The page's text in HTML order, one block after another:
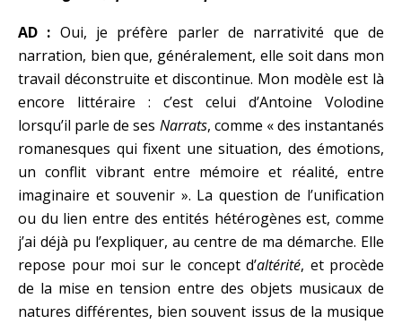
AD : Oui, je préfère parler de narrativité que de
narration, bien que, généralement, elle soit dans mon
travail déconstruite et discontinue. Mon modèle est là
encore littéraire : c’est celui d’Antoine Volodine
lorsqu’il parle de ses Narrats, comme « des instantanés
romanesques qui fixent une situation, des émotions,
un conflit vibrant entre mémoire et réalité, entre
imaginaire et souvenir ». La question de l’unification
ou du lien entre des entités hétérogènes est, comme
j’ai déjà pu l’expliquer, au centre de ma démarche. Elle
repose pour moi sur le concept d’altérité, et procède
de la mise en tension entre des objets musicaux de
natures différentes, bien souvent issus de la musique